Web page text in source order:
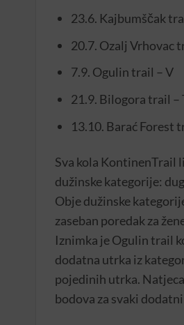
23.6. Kajbumščak
20.7. Ozalj Vrhovac
7.9. Ogulin trail – V
21.9. Bilogora trail –
13.10. Barać Forest
Sva kola KontinenTrail
dužinske kategorije:
Obje dužinske
zaseban poredak za
Iznimka je Ogulin trail
dodatna utrka iz
pojedinih utrka.
bodova za svaki